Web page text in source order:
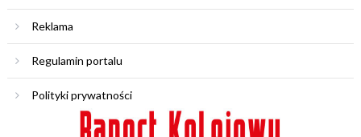
Reklama
Regulamin portalu
Polityki prywatności